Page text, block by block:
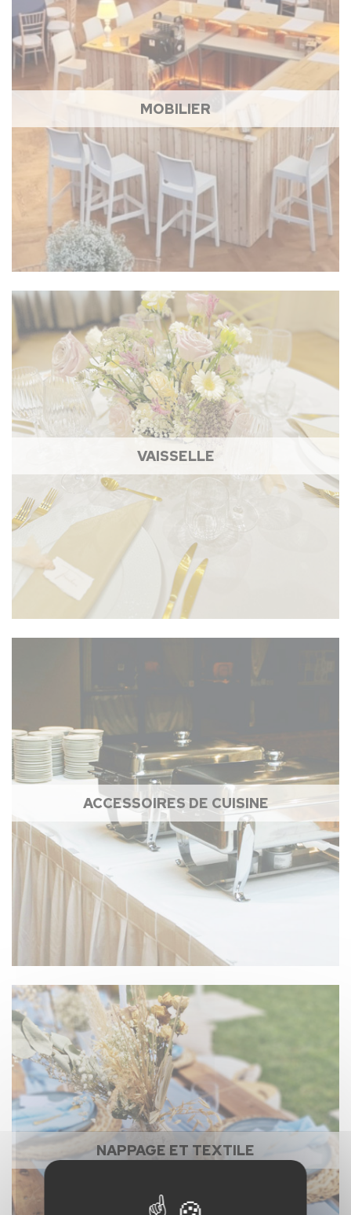
MOBILIER
VAISSELLE
ACCESSOIRES DE CUISINE
NAPPAGE ET TEXTILE